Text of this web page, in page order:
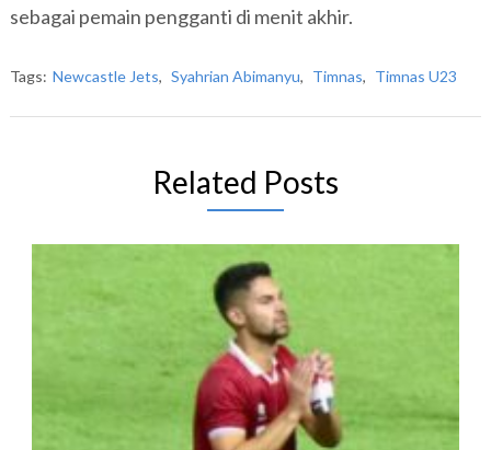
sebagai pemain pengganti di menit akhir.
Tags: Newcastle Jets, Syahrian Abimanyu, Timnas, Timnas U23
Related Posts